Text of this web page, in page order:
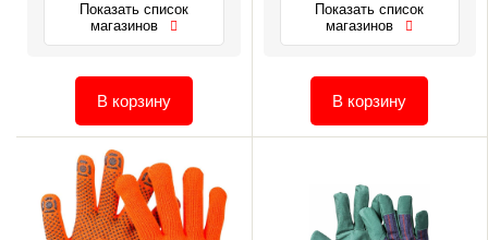
Показать список
магазинов
В корзину
Показать список
магазинов
В корзину